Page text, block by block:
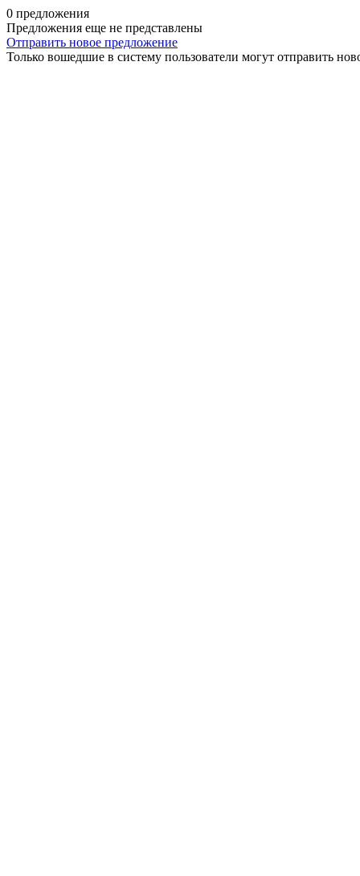
0 предложения
Предложения еще не представлены
Отправить новое предложение
Только вошедшие в систему пользователи могут отправить